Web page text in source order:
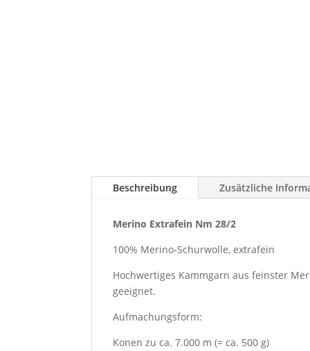
Beschreibung Zusätzliche
Merino Extrafein Nm 28/2
100% Merino-Schurwolle, extrafein
Hochwertiges Kammgarn aus feinster
geeignet.
Aufmachungsform:
Konen zu ca. 7.000 m (= ca. 500 g)